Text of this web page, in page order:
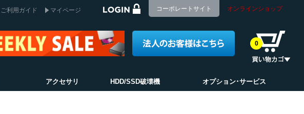
ご利用ガイド マイページ コーポレートサイト オンラインショップ
0
アクセサリ HDD/SSD破壊機 オプション･サービス